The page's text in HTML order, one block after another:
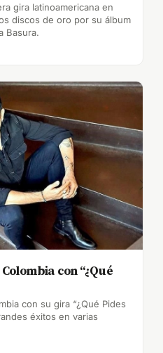
gira latinoamericana en
discos de oro por su álbum
Basura.
con “¿Qué
con su gira “¿Qué Pides
éxitos en varias